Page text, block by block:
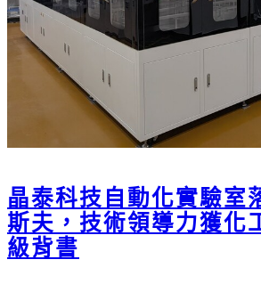
晶泰科技自動化實驗室
斯夫，技術領導力獲化
級背書